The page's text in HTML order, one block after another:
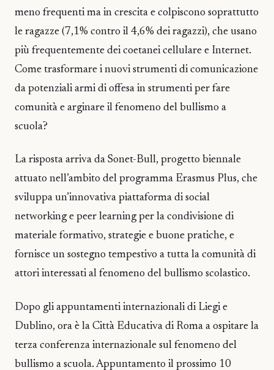
meno frequenti ma in crescita e colpiscono soprattutto
le ragazze (7,1% contro il 4,6% dei ragazzi), che usano
più frequentemente dei coetanei cellulare e Internet.
Come trasformare i nuovi strumenti di comunicazione
da potenziali armi di offesa in strumenti per fare
comunità e arginare il fenomeno del bullismo a
scuola?
La risposta arriva da Sonet-Bull, progetto biennale
attuato nell’ambito del programma Erasmus Plus, che
sviluppa un’innovativa piattaforma di social
networking e peer learning per la condivisione di
materiale formativo, strategie e buone pratiche, e
fornisce un sostegno tempestivo a tutta la comunità di
attori interessati al fenomeno del bullismo scolastico.
Dopo gli appuntamenti internazionali di Liegi e
Dublino, ora è la Città Educativa di Roma a ospitare la
terza conferenza internazionale sul fenomeno del
bullismo a scuola. Appuntamento il prossimo 10